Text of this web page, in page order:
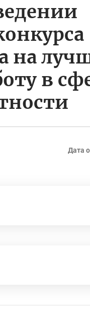
на
в
Дата